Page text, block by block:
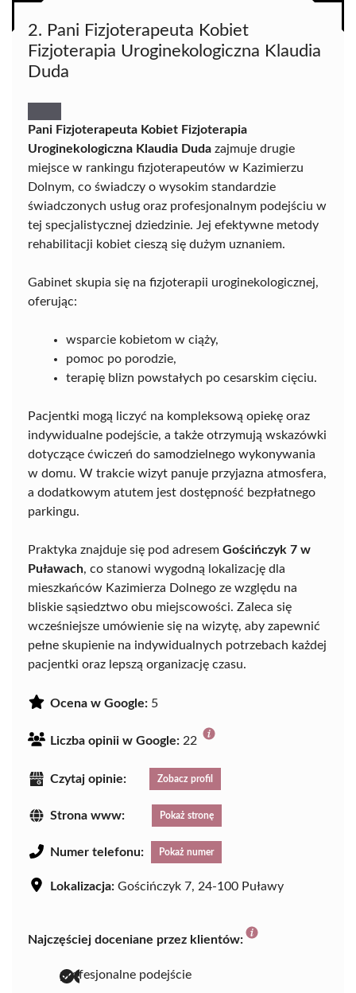
2. Pani Fizjoterapeuta Kobiet
Fizjoterapia Uroginekologiczna Klaudia
Duda
Pani Fizjoterapeuta Kobiet Fizjoterapia
Uroginekologiczna Klaudia Duda zajmuje drugie
miejsce w rankingu fizjoterapeutów w Kazimierzu
Dolnym, co świadczy o wysokim standardzie
świadczonych usług oraz profesjonalnym podejściu w
tej specjalistycznej dziedzinie. Jej efektywne metody
rehabilitacji kobiet cieszą się dużym uznaniem.
Gabinet skupia się na fizjoterapii uroginekologicznej,
oferując:
wsparcie kobietom w ciąży,
pomoc po porodzie,
terapię blizn powstałych po cesarskim cięciu.
Pacjentki mogą liczyć na kompleksową opiekę oraz
indywidualne podejście, a także otrzymują wskazówki
dotyczące ćwiczeń do samodzielnego wykonywania
w domu. W trakcie wizyt panuje przyjazna atmosfera,
a dodatkowym atutem jest dostępność bezpłatnego
parkingu.
Praktyka znajduje się pod adresem Gościńczyk 7 w
Puławach, co stanowi wygodną lokalizację dla
mieszkańców Kazimierza Dolnego ze względu na
bliskie sąsiedztwo obu miejscowości. Zaleca się
wcześniejsze umówienie się na wizytę, aby zapewnić
pełne skupienie na indywidualnych potrzebach każdej
pacjentki oraz lepszą organizację czasu.
Ocena w Google: 5
Liczba opinii w Google: 22
Czytaj opinie: Zobacz profil
Strona www: Pokaż stronę
Numer telefonu: Pokaż numer
Lokalizacja: Gościńczyk 7, 24-100 Puławy
Najczęściej doceniane przez klientów:
profesjonalne podejście